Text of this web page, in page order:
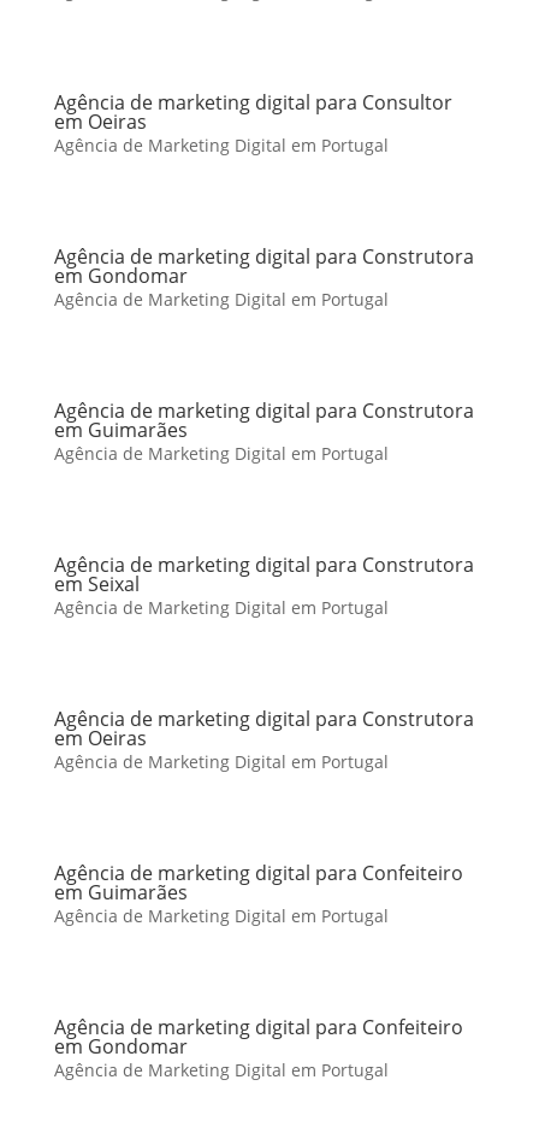
Agência de marketing digital para Consultor
em Oeiras
Agência de Marketing Digital em Portugal
Agência de marketing digital para Construtora
em Gondomar
Agência de Marketing Digital em Portugal
Agência de marketing digital para Construtora
em Guimarães
Agência de Marketing Digital em Portugal
Agência de marketing digital para Construtora
em Seixal
Agência de Marketing Digital em Portugal
Agência de marketing digital para Construtora
em Oeiras
Agência de Marketing Digital em Portugal
Agência de marketing digital para Confeiteiro
em Guimarães
Agência de Marketing Digital em Portugal
Agência de marketing digital para Confeiteiro
em Gondomar
Agência de Marketing Digital em Portugal